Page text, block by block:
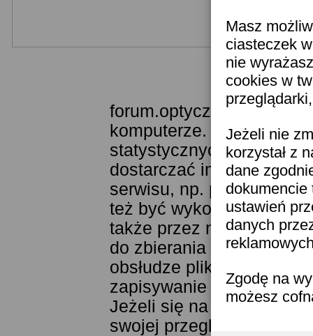
Masz
ciasteczek
nie
cookies w
Jeżeli nie
korzystał z
dane
dokumencie
ustawień
danych
Zgodę na
możesz
Jeżeli nie jesteś
forum.optyczne.pl
komputerze.
statystycznych. Pozwala
dostarczać im
serwisu, np. poprzez
też być wykorzystywane
także przez narzędzie
do zbierania statystyk.
obsłudze plików cookies
zapisywanie ich w
Jeżeli się na to nie
swojej przeglądarki.